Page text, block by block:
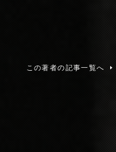
この著者の記事一覧へ